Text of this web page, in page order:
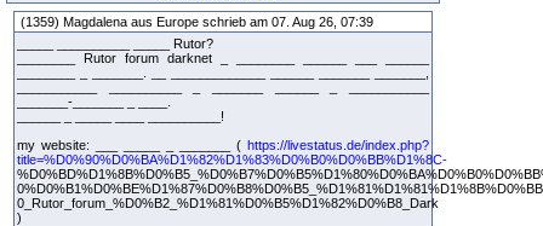
(1359) Magdalena aus Europe schrieb am 07. Aug 26, 07:39
_____ __________ _____ Rutor?
________ Rutor forum darknet _ ________ ______ ___ ______
_______-_______ _ ____.
______ _ _____ ____ __________!
my website: ___ _____ _ _______ ( https://livestatus.de/index.php?
title=%D0%90%D0%BA%D1%82%D1%83%D0%B0%D0%BB%D1%8C-
0_Rutor_forum_%D0%B2_%D1%81%D0%B5%D1%82%D0%B8_Dark
)